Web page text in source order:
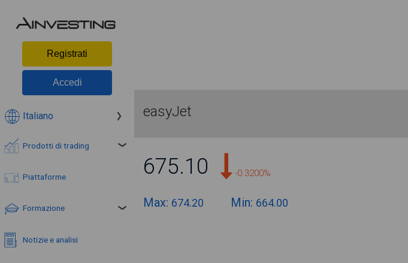
Registrati
Accedi
Italiano
Prodotti di trading
Piattaforme
Formazione
Notizie e analisi
easyJet
675.10 -0.3200%
Max: 674.20 Min: 664.00